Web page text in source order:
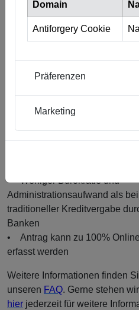
langfristigen Kreditbedarf
muss, ist eine Finanzierung
Crowdlending-Plattform oft der
Wieso einen Firmen-Kredit
• Attraktive Konditionen
• Kredite bereits ab CHF
• Weniger Bürokratie und
Administrationsaufwand als bei
traditioneller Kreditvergabe
Banken
• Antrag kann zu 100% Online
erfasst werden
Weitere Informationen finden
unseren FAQ. Gerne stehen
hier jederzeit für weitere
Domain
Antiforgery Cookie
Präferenzen
Marketing